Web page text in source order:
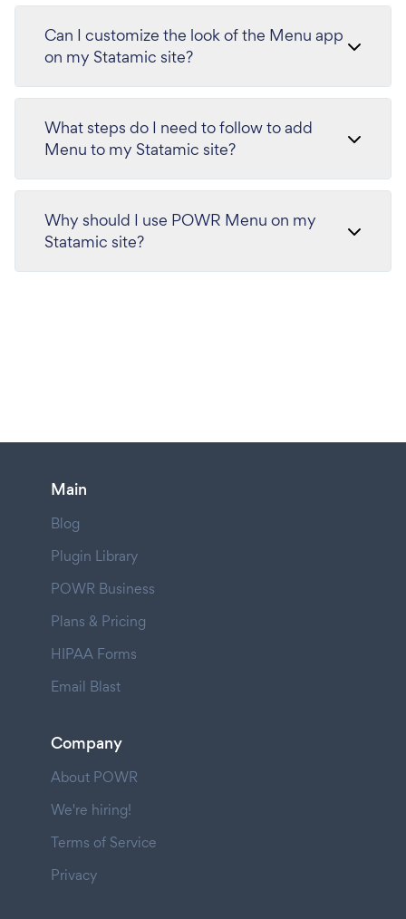
Can I customize the look of the Menu app
on my Statamic site?
What steps do I need to follow to add
Menu to my Statamic site?
Why should I use POWR Menu on my
Statamic site?
Main
Blog
Plugin Library
POWR Business
Plans & Pricing
HIPAA Forms
Email Blast
Company
About POWR
We're hiring!
Terms of Service
Privacy